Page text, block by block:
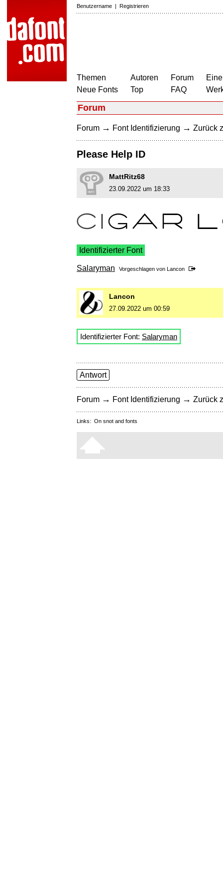
Benutzername | Registrieren
Themen
Neue Fonts
Autoren
Top
Forum
FAQ
Forum
Forum → Font Identifizierung → Zurück
Please Help ID
MattRitz68
23.09.2022 um 18:33
Identifizierter Font
Salaryman Vorgeschlagen von Lancon
Lancon
27.09.2022 um 00:59
Identifizierter Font: Salaryman
Antwort
Forum → Font Identifizierung → Zurück
Links: On snot and fonts